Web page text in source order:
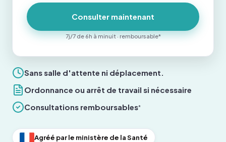
Sans salle d'attente ni déplacement.
Ordonnance ou arrêt de travail si nécessaire
Consultations remboursables*
Agréé par le ministère de la Santé
Consulter maintenant
7j/7 de 6h à minuit · remboursable*